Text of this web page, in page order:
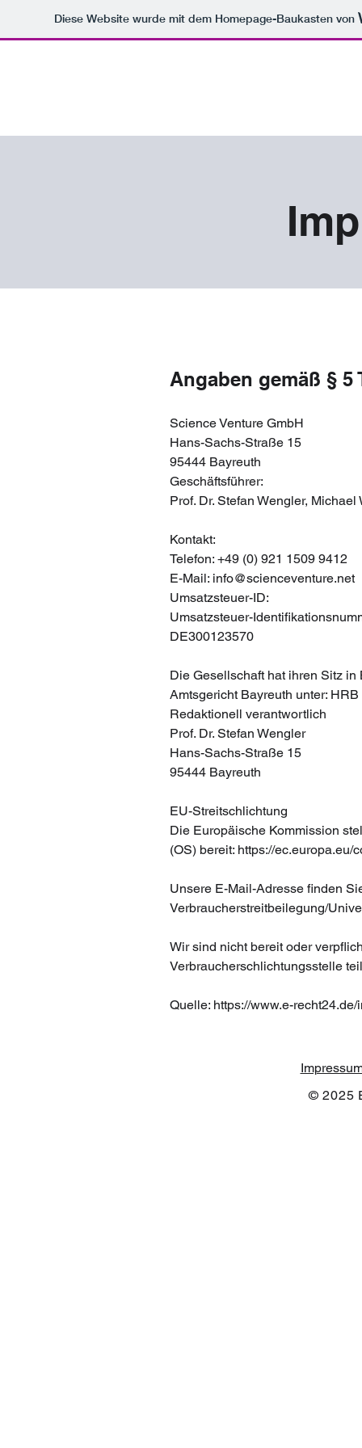
Diese Website wurde mit dem Homepage-Baukasten von
Angaben gemäß § 5
Science Venture GmbH
Hans-Sachs-Straße 15
95444 Bayreuth
Geschäftsführer:
Prof. Dr. Stefan Wengler, Michael
Kontakt:
Telefon: +49 (0) 921 1509 9412
E-Mail: info@scienceventure.net
Umsatzsteuer-ID:
Umsatzsteuer-
DE300123570
Die Gesellschaft hat ihren Sitz
Amtsgericht Bayreuth unter:
Redaktionell verantwortlich
Prof. Dr. Stefan Wengler
Hans-Sachs-Straße 15
95444 Bayreuth
EU-Streitschlichtung
Die Europäische Kommission
(OS) bereit: https://ec.europa.eu/
Unsere E-Mail-Adresse finden
Verbraucher­streit­beilegung/
Wir sind nicht bereit oder
Verbraucherschlichtungsstelle
Quelle: https://www.e-
© 2025